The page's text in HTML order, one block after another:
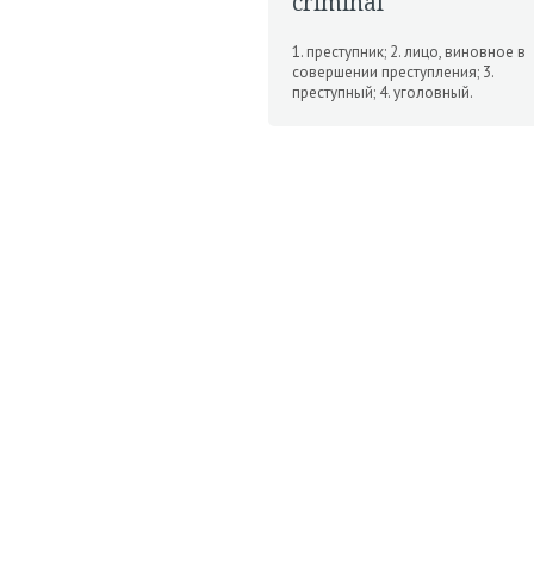
1. преступник; 2. лицо, ви­новное в
совершении преступле­ния; 3.
преступный; 4. уголовный.